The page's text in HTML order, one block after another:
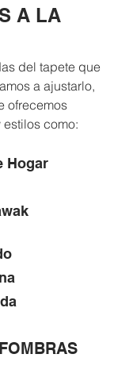
A LA
del tapete que
a ajustarlo,
ofrecemos
como:
Hogar